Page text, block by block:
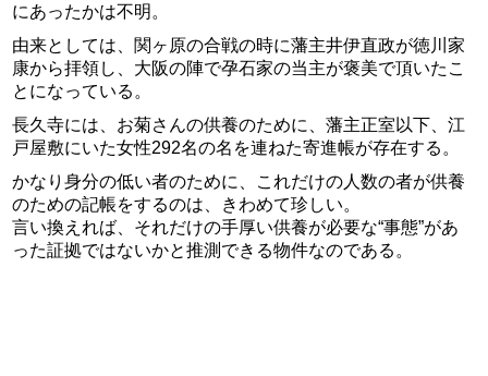
にあったかは不明。
由来としては、関ヶ原の合戦の時に藩主井伊直政が徳川家
康から拝領し、大阪の陣で孕石家の当主が褒美で頂いたこ
とになっている。
長久寺には、お菊さんの供養のために、藩主正室以下、江
戸屋敷にいた女性292名の名を連ねた寄進帳が存在する。
かなり身分の低い者のために、これだけの人数の者が供養
のための記帳をするのは、きわめて珍しい。
言い換えれば、それだけの手厚い供養が必要な“事態”があ
った証拠ではないかと推測できる物件なのである。